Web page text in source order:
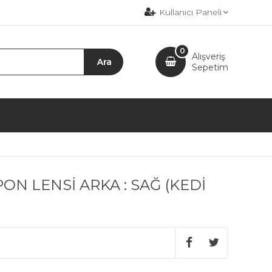
Kullanıcı Paneli
Alışveriş
Sepetim
0
LENSİ ARKA : SAĞ (KEDİ